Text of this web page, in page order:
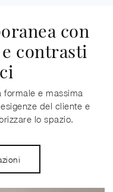
con
contrasti
formale e massima
del cliente e
lo spazio.